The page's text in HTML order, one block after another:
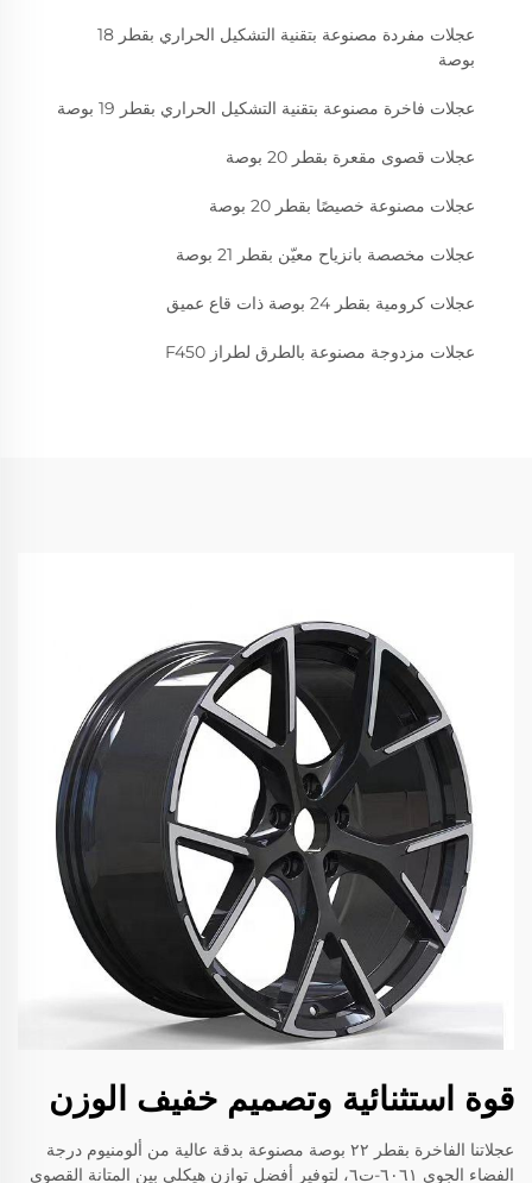
عجلات مفردة مصنوعة بتقنية التشكيل الحراري بقطر 18
بوصة
عجلات فاخرة مصنوعة بتقنية التشكيل الحراري بقطر 19 بوصة
عجلات قصوى مقعرة بقطر 20 بوصة
عجلات مصنوعة خصيصًا بقطر 20 بوصة
عجلات مخصصة بانزياح معيّن بقطر 21 بوصة
عجلات كرومية بقطر 24 بوصة ذات قاع عميق
عجلات مزدوجة مصنوعة بالطرق لطراز F450
قوة استثنائية وتصميم خفيف الوزن
عجلاتنا الفاخرة بقطر ٢٢ بوصة مصنوعة بدقة عالية من ألومنيوم درجة
الفضاء الجوي ٦٠٦١-ت٦، لتوفير أفضل توازن هيكلي بين المتانة القصوى